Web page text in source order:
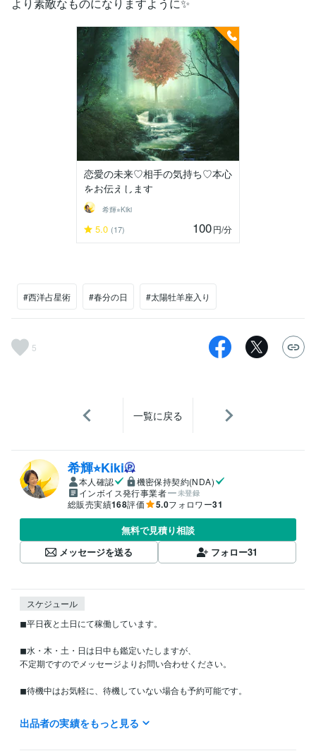
恋愛の未来♡相手の気持ち♡本心
をお伝えします
希輝⭐︎Kiki
5.0 (17) 100円/分
#西洋占星術 #春分の日 #太陽牡羊座入り
5
一覧に戻る
希輝⭐︎Kiki
本人確認
機密保持契約(NDA)
インボイス発行事業者
未登録
総販売実績168評価 5.0フォロワー31
無料で見積り相談
メッセージを送る
フォロー31
スケジュール
◼︎平日夜と土日にて稼働しています。
◼︎水・木・土・日は日中も鑑定いたしますが、
不定期ですのでメッセージよりお問い合わせください。
◼︎待機中はお気軽に、待機していない場合も予約可能です。
◼︎DMにてご連絡頂ければ時間調整、
または予約として後日対応させて頂きます。
出品者の実績をもっと見る